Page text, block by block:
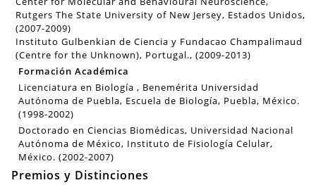
Rutgers The State University of New Jersey, Estados Unidos,
(2007-2009)
Instituto Gulbenkian de Ciencia y Fundacao Champalimaud
(Centre for the Unknown), Portugal., (2009-2013)
Formación Académica
Licenciatura en Biología , Benemérita Universidad
Autónoma de Puebla, Escuela de Biología, Puebla, México.
(1998-2002)
Doctorado en Ciencias Biomédicas, Universidad Nacional
Autónoma de México, Instituto de Fisiología Celular,
México. (2002-2007)
Premios y Distinciones